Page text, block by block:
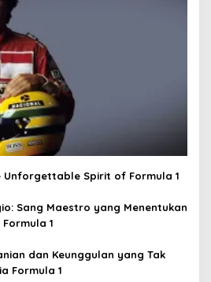
Unforgettable Spirit of Formula 1
Sang Maestro yang Menentukan
1
dan Keunggulan yang Tak
Formula 1